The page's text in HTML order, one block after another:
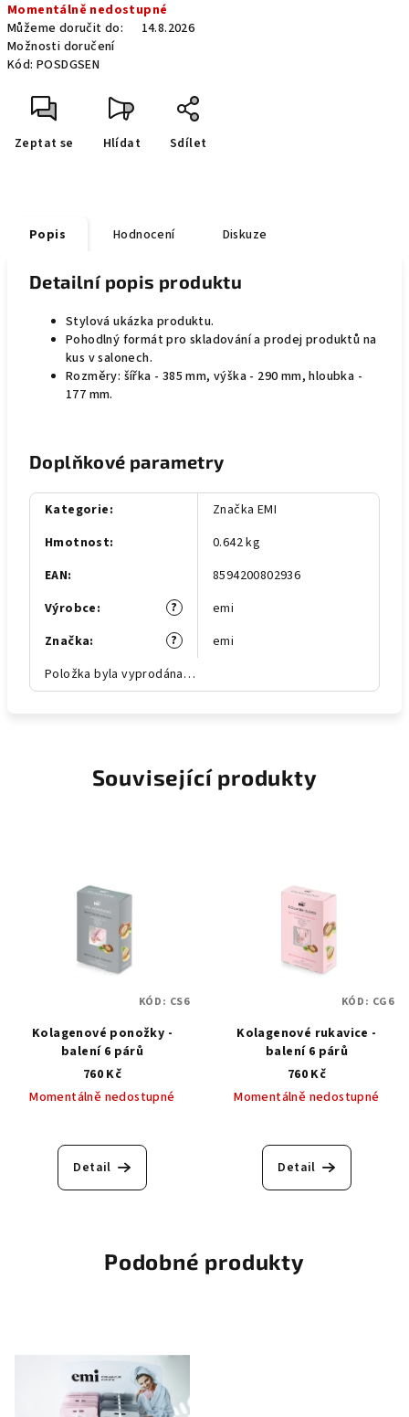
cena:
Momentálně nedostupné
Můžeme doručit do:
14.8.2026
Možnosti doručení
Kód: POSDGSEN
Zeptat se Hlídat Sdílet
Popis Hodnocení Diskuze
Detailní popis produktu
Stylová ukázka produktu.
Pohodlný formát pro skladování a prodej produktů na
kus v salonech.
Rozměry: šířka - 385 mm, výška - 290 mm, hloubka -
177 mm.
Doplňkové parametry
Kategorie:
Značka EMI
Hmotnost:
0.642 kg
EAN:
8594200802936
?
Výrobce:
emi
?
Značka:
emi
Položka byla vyprodána…
Související produkty
Kolagenové ponožky -
balení 6 párů
760 Kč
Momentálně nedostupné
Detail
KÓD: CS6
Kolagenové rukavice -
balení 6 párů
760 Kč
Momentálně nedostupné
Detail
KÓD: CG6
Podobné produkty